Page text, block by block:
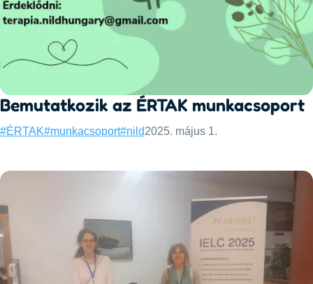
Bemutatkozik az ÉRTAK munkacsoport
Categories:
#ÉRTAK#munkacsoport#nildPublished:
2025. május 1.